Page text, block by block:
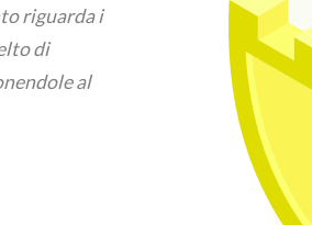
riguarda i
di
al